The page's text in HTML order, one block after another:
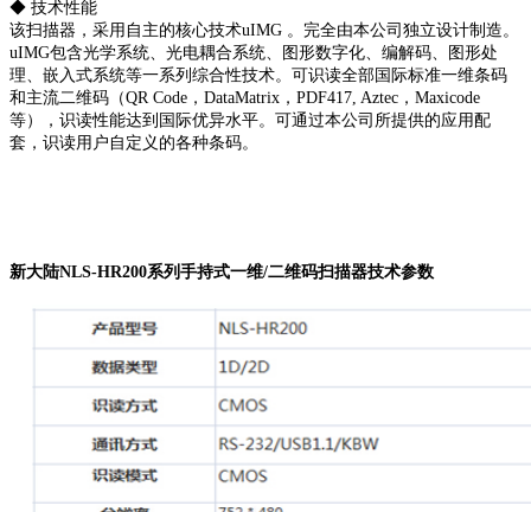
◆ 技术性能
该扫描器，采用自主的核心技术uIMG 。完全由本公司独立设计制造。
uIMG包含光学系统、光电耦合系统、图形数字化、编解码、图形处
理、嵌入式系统等一系列综合性技术。可识读全部国际标准一维条码
和主流二维码（QR Code，DataMatrix，PDF417, Aztec，Maxicode
等），识读性能达到国际优异水平。可通过本公司所提供的应用配
套，识读用户自定义的各种条码。
新大陆NLS-HR200系列手持式一维/二维码扫描器技术参数